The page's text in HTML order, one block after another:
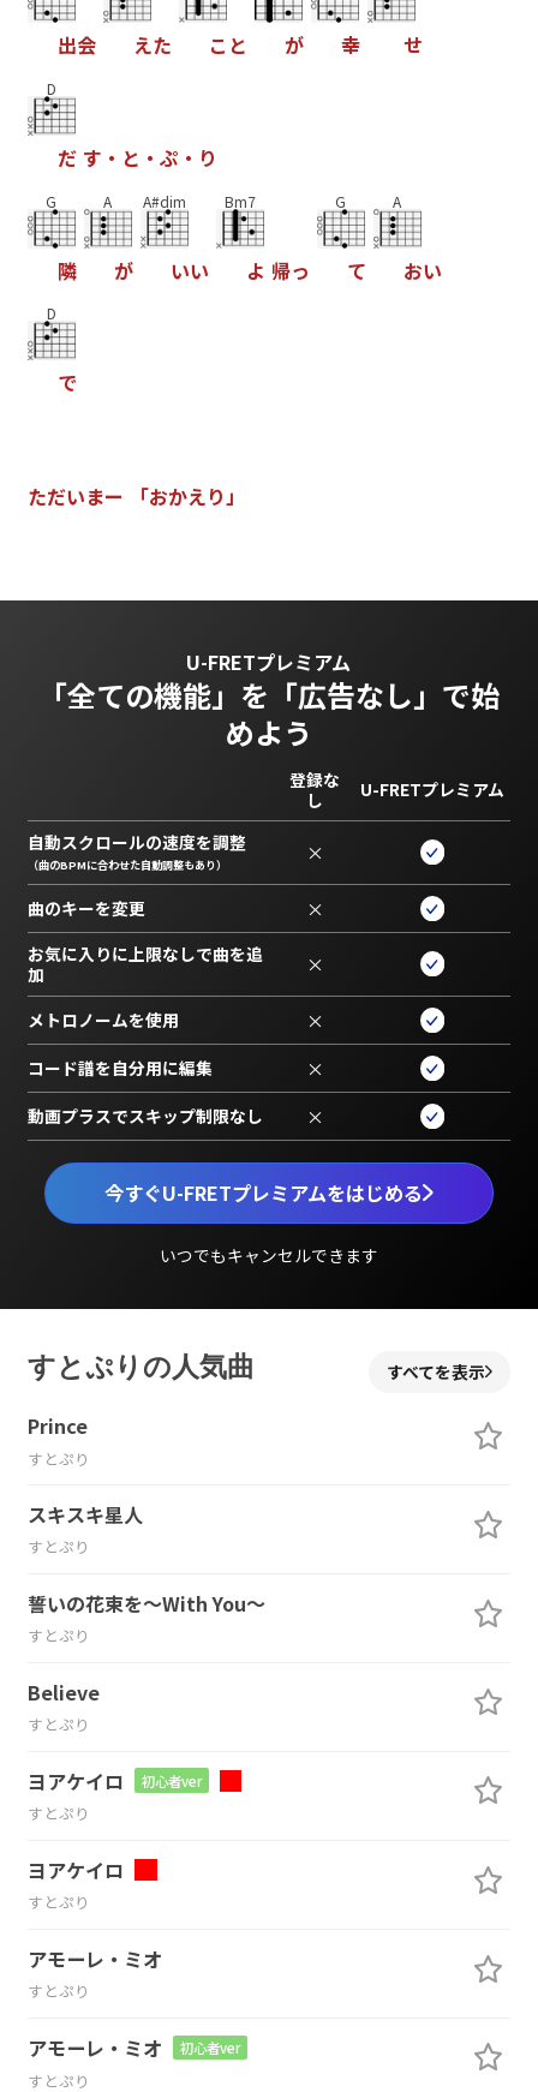
出会 えた こ と が 幸 せ
D
だ す ・ と ・ ぷ ・ り
G
隣
A
が
A#dim
いい
Bm7
よ 帰っ
G
て
A
おい
D
で
ただいまー 「おかえり 」
U-FRETプレミアム
「全ての機能」を 「広告なし」で始
めよう
今すぐU-FRETプレミアムをはじめる
いつでもキャンセルできます
登録な
し
U-FRETプレミアム
自動スクロールの速度を調整
（曲のBPMに合わせた自動調整もあり） ×
曲のキーを変更 ×
お気に入りに上限なしで曲を追
加
×
メトロノームを使用 ×
コード譜を自分用に編集 ×
動画プラスでスキップ制限なし ×
すとぷりの人気曲 すべてを表示
Prince
すとぷり
スキスキ星人
すとぷり
誓いの花束を～With You～
すとぷり
Believe
すとぷり
ヨアケイロ 初心者ver
すとぷり
ヨアケイロ
すとぷり
アモーレ・ミオ
すとぷり
アモーレ・ミオ 初心者ver
すとぷり